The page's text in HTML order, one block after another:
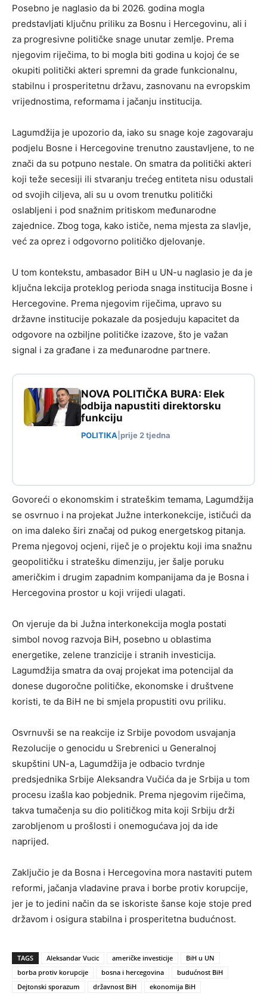
Posebno je naglasio da bi 2026. godina mogla
predstavljati ključnu priliku za Bosnu i Hercegovinu, ali i
za progresivne političke snage unutar zemlje. Prema
njegovim riječima, to bi mogla biti godina u kojoj će se
okupiti politički akteri spremni da grade funkcionalnu,
stabilnu i prosperitetnu državu, zasnovanu na evropskim
vrijednostima, reformama i jačanju institucija.
Lagumdžija je upozorio da, iako su snage koje zagovaraju
podjelu Bosne i Hercegovine trenutno zaustavljene, to ne
znači da su potpuno nestale. On smatra da politički akteri
koji teže secesiji ili stvaranju trećeg entiteta nisu odustali
od svojih ciljeva, ali su u ovom trenutku politički
oslabljeni i pod snažnim pritiskom međunarodne
zajednice. Zbog toga, kako ističe, nema mjesta za slavlje,
već za oprez i odgovorno političko djelovanje.
U tom kontekstu, ambasador BiH u UN-u naglasio je da je
ključna lekcija proteklog perioda snaga institucija Bosne i
Hercegovine. Prema njegovim riječima, upravo su
državne institucije pokazale da posjeduju kapacitet da
odgovore na ozbiljne političke izazove, što je važan
signal i za građane i za međunarodne partnere.
NOVA POLITIČKA BURA: Elek
odbija napustiti direktorsku
funkciju
POLITIKA prije 2 tjedna
Govoreći o ekonomskim i strateškim temama, Lagumdžija
se osvrnuo i na projekat Južne interkonekcije, ističući da
on ima daleko širi značaj od pukog energetskog pitanja.
Prema njegovoj ocjeni, riječ je o projektu koji ima snažnu
geopolitičku i stratešku dimenziju, jer šalje poruku
američkim i drugim zapadnim kompanijama da je Bosna i
Hercegovina prostor u koji vrijedi ulagati.
On vjeruje da bi Južna interkonekcija mogla postati
simbol novog razvoja BiH, posebno u oblastima
energetike, zelene tranzicije i stranih investicija.
Lagumdžija smatra da ovaj projekat ima potencijal da
donese dugoročne političke, ekonomske i društvene
koristi, te da BiH ne bi smjela propustiti ovu priliku.
Osvrnuvši se na reakcije iz Srbije povodom usvajanja
Rezolucije o genocidu u Srebrenici u Generalnoj
skupštini UN-a, Lagumdžija je odbacio tvrdnje
predsjednika Srbije Aleksandra Vučića da je Srbija u tom
procesu izašla kao pobjednik. Prema njegovim riječima,
takva tumačenja su dio političkog mita koji Srbiju drži
zarobljenom u prošlosti i onemogućava joj da ide
naprijed.
Zaključio je da Bosna i Hercegovina mora nastaviti putem
reformi, jačanja vladavine prava i borbe protiv korupcije,
jer je to jedini način da se iskoriste šanse koje stoje pred
državom i osigura stabilna i prosperitetna budućnost.
TAGS Aleksandar Vucic američke investicije
BiH u UN
borba protiv korupcije
bosna i hercegovina
budućnost BiH
Dejtonski sporazum
državnost BiH
ekonomija BiH